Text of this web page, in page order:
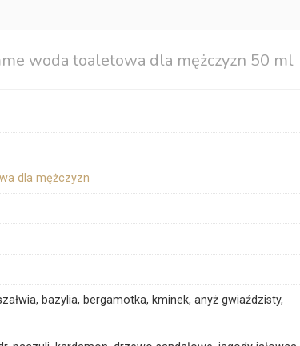
woda toaletowa dla mężczyzn 50 ml
dla mężczyzn
bazylia, bergamotka, kminek, anyż gwiaździsty,